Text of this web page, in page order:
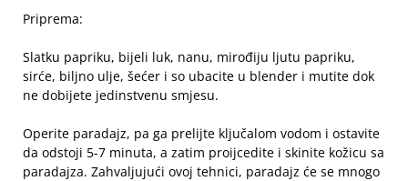
Priprema:
Slatku papriku, bijeli luk, nanu, mirođiju ljutu papriku,
sirće, biljno ulje, šećer i so ubacite u blender i mutite dok
ne dobijete jedinstvenu smjesu.
Operite paradajz, pa ga prelijte ključalom vodom i ostavite
da odstoji 5-7 minuta, a zatim proijcedite i skinite kožicu sa
paradajza. Zahvaljujući ovoj tehnici, paradajz će se mnogo